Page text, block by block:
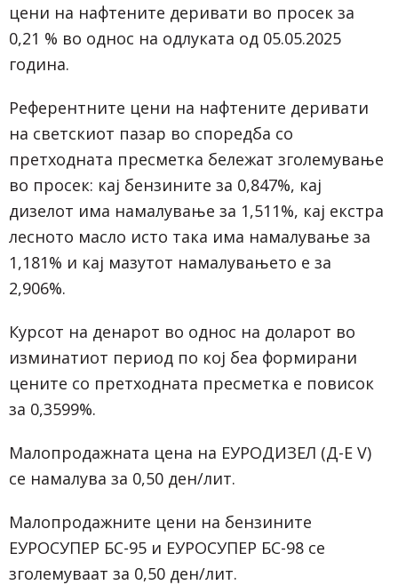
цени на нафтените деривати во просек за
0,21 % во однос на одлуката од 05.05.2025
година.
Референтните цени на нафтените деривати
на светскиот пазар во споредба со
претходната пресметка бележат зголемување
во просек: кај бензините за 0,847%, кај
дизелот има намалување за 1,511%, кај екстра
лесното масло исто така има намалување за
1,181% и кај мазутот намалувањето е за
2,906%.
Курсот на денарот во однос на доларот во
изминатиот период по кој беа формирани
цените со претходната пресметка е повисок
за 0,3599%.
Малопродажната цена на ЕУРОДИЗЕЛ (Д-Е V)
се намалува за 0,50 ден/лит.
Малопродажните цени на бензините
ЕУРОСУПЕР БС-95 и ЕУРОСУПЕР БС-98 се
зголемуваат за 0,50 ден/лит.